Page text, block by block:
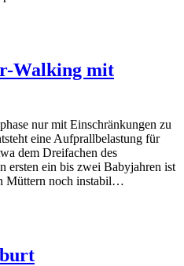
Walking mit
nur mit Einschränkungen zu
eine Aufprallbelastung für
dem Dreifachen des
ersten ein bis zwei Babyjahren ist
Müttern noch instabil…